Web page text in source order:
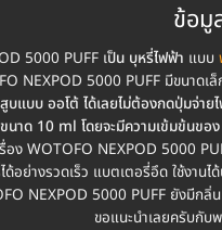
ข้อมู
5000 PUFF เป็น บุหรี่ไฟฟ้า แบบ
NEXPOD 5000 PUFF มีขนาดเ
บแบบ ออโต้ ได้เลยไม่ต้องกดปุ่มจ่าย
นาด 10 ml โดยจะมีความเข้มข้นข
ง WOTOFO NEXPOD 5000
อย่างรวดเร็ว แบตเตอรี่อึด ใช้งา
NEXPOD 5000 PUFF ยังมีกลิ่
ขอแนะนำเลยครับกับ